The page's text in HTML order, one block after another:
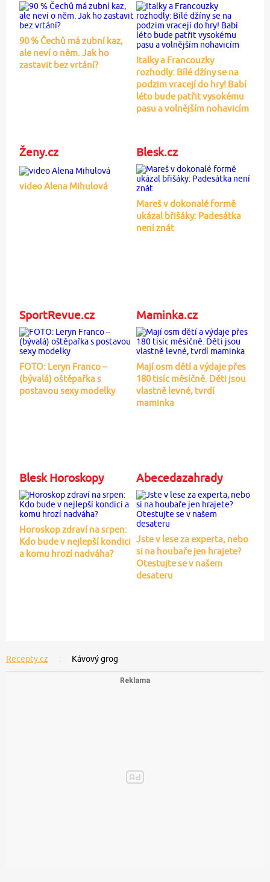
90 % Čechů má zubní kaz,
ale neví o něm. Jak ho
zastavit bez vrtání?
Italky a Francouzky
rozhodly: Bílé džíny se na
podzim vracejí do hry! Babí
léto bude patřit vysokému
pasu a volnějším nohavicím
Ženy.cz
video Alena Mihulová
Blesk.cz
Mareš v dokonalé formě
ukázal břišáky: Padesátka
není znát
SportRevue.cz
FOTO: Leryn Franco –
(bývalá) oštěpařka s
postavou sexy modelky
Maminka.cz
Mají osm dětí a výdaje přes
180 tisíc měsíčně. Děti jsou
vlastně levné, tvrdí
maminka
Blesk Horoskopy
Horoskop zdraví na srpen:
Kdo bude v nejlepší kondici
a komu hrozí nadváha?
Abecedazahrady
Jste v lese za experta, nebo
si na houbaře jen hrajete?
Otestujte se v našem
desateru
Recepty.cz Kávový grog